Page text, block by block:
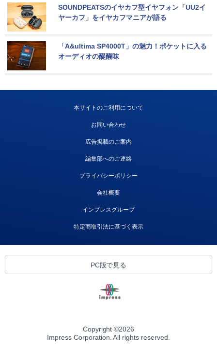
SOUNDPEATSのイヤカフ型イヤフォン「UU2イ
ヤーカフ」をイヤカフマニアが語る
「A&ultima SP4000T」の魅力！ポケットに入る
オーディオの醍醐味
本サイトのご利用について
お問い合わせ
広告掲載のご案内
編集部へのご連絡
プライバシーポリシー
会社概要
インプレスグループ
特定商取引法に基づく表示
PC版で見る
Copyright ©2026
Impress Corporation. All rights reserved.